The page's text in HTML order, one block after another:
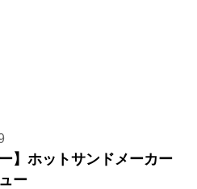
ー】ホットサンドメーカー
ー